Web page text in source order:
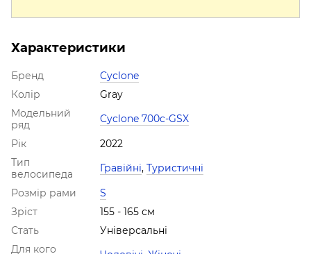
Характеристики
Бренд
Cyclone
Колір
Gray
Модельний
ряд
Cyclone 700c-GSX
Рік
2022
Тип
велосипеда
Гравійні, Туристичні
Розмір рами
S
Зріст
155 - 165 см
Стать
Універсальні
Для кого